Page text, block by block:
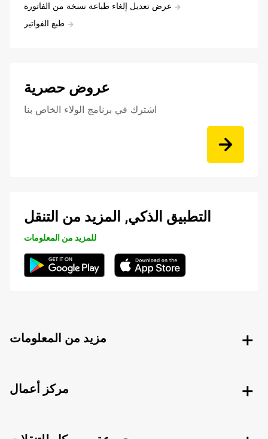
عرض تعديل إلغاء طباعة نسخة من الفاتورة
طبع الفواتير
عروض حصرية
اشترك في برنامج الولاء الخاص بنا
التطبيق الذكي, المزيد من التنقل
للمزيد من المعلومات
مزيد من المعلومات
مركز أعمال